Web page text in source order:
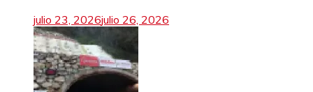
julio 23, 2026julio 26, 2026